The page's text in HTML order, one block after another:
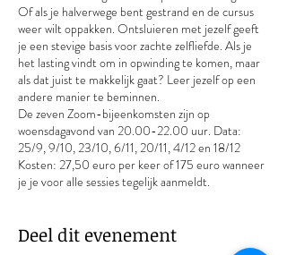
Of als je halverwege bent gestrand en de cursus
weer wilt oppakken. Ontsluieren met jezelf geeft
je een stevige basis voor zachte zelfliefde. Als je
het lasting vindt om in opwinding te komen, maar
als dat juist te makkelijk gaat? Leer jezelf op een
andere manier te beminnen.
De zeven Zoom-bijeenkomsten zijn op
woensdagavond van 20.00-22.00 uur. Data:
25/9, 9/10, 23/10, 6/11, 20/11, 4/12 en 18/12
Kosten: 27,50 euro per keer of 175 euro wanneer
je je voor alle sessies tegelijk aanmeldt.
Deel dit evenement